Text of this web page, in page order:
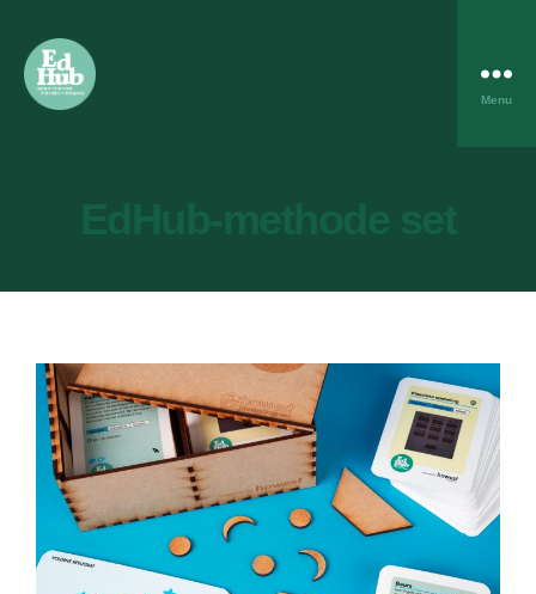
Menu